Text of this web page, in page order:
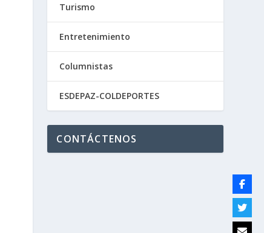
Turismo
Entretenimiento
Columnistas
ESDEPAZ-COLDEPORTES
CONTÁCTENOS